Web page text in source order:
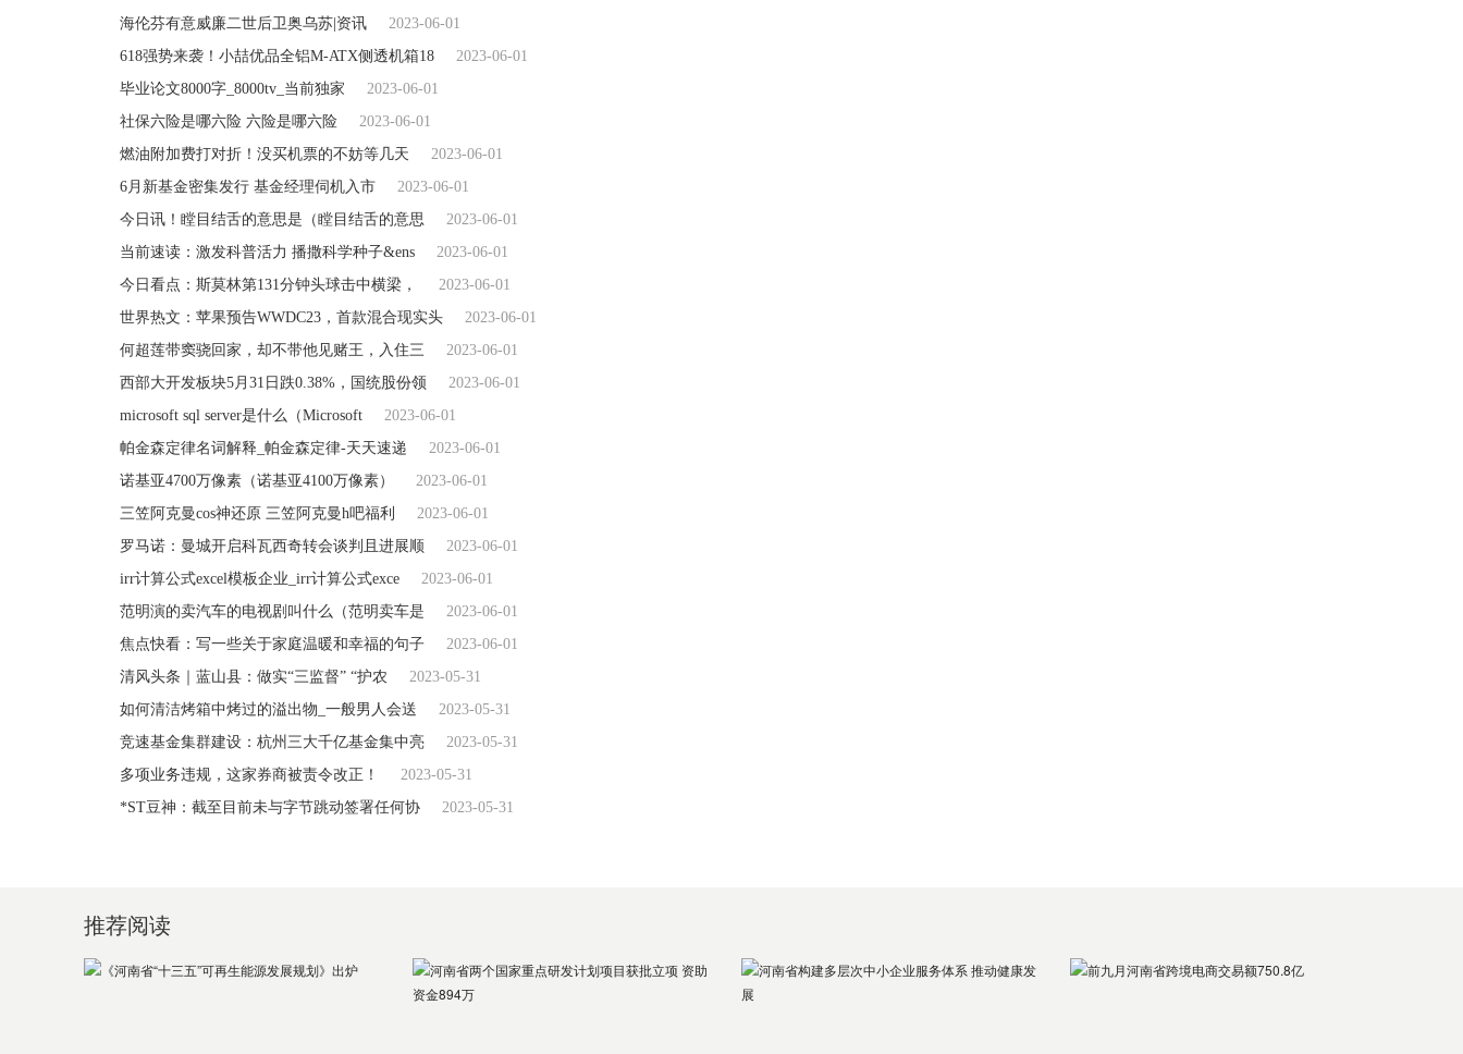
海伦芬有意威廉二世后卫奥乌苏|资讯
2023-06-01
618强势来袭！小喆优品全铝M-ATX侧透机箱18
2023-06-01
毕业论文8000字_8000tv_当前独家
2023-06-01
社保六险是哪六险 六险是哪六险
2023-06-01
燃油附加费打对折！没买机票的不妨等几天
2023-06-01
6月新基金密集发行 基金经理伺机入市
2023-06-01
今日讯！瞠目结舌的意思是（瞠目结舌的意思
2023-06-01
当前速读：激发科普活力 播撒科学种子&ens
2023-06-01
今日看点：斯莫林第131分钟头球击中横梁，
2023-06-01
世界热文：苹果预告WWDC23，首款混合现实头
2023-06-01
何超莲带窦骁回家，却不带他见赌王，入住三
2023-06-01
西部大开发板块5月31日跌0.38%，国统股份领
2023-06-01
microsoft sql server是什么（Microsoft
2023-06-01
帕金森定律名词解释_帕金森定律-天天速递
2023-06-01
诺基亚4700万像素（诺基亚4100万像素）
2023-06-01
三笠阿克曼cos神还原 三笠阿克曼h吧福利
2023-06-01
罗马诺：曼城开启科瓦西奇转会谈判且进展顺
2023-06-01
irr计算公式excel模板企业_irr计算公式exce
2023-06-01
范明演的卖汽车的电视剧叫什么（范明卖车是
2023-06-01
焦点快看：写一些关于家庭温暖和幸福的句子
2023-06-01
清风头条｜蓝山县：做实“三监督” “护农
2023-05-31
如何清洁烤箱中烤过的溢出物_一般男人会送
2023-05-31
竞速基金集群建设：杭州三大千亿基金集中亮
2023-05-31
多项业务违规，这家券商被责令改正！
2023-05-31
*ST豆神：截至目前未与字节跳动签署任何协
2023-05-31
推荐阅读